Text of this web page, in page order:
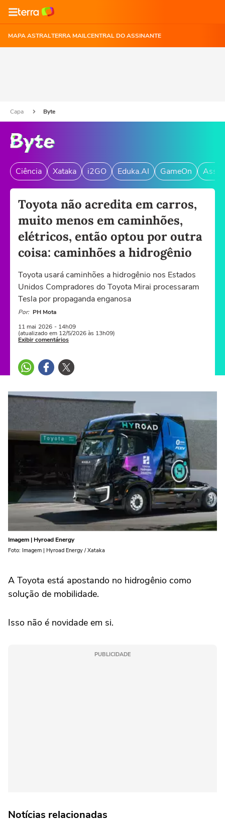
MAPA ASTRALTERRA MAILCENTRAL DO ASSINANTE
Capa Byte
Ciência Xataka i2GO Eduka.AI GameOn
Toyota não acredita em carros,
muito menos em caminhões,
elétricos, então optou por outra
coisa: caminhões a hidrogênio
Toyota usará caminhões a hidrogênio nos Estados
Unidos Compradores do Toyota Mirai processaram
Tesla por propaganda enganosa
Por: PH Mota
11 mai 2026 - 14h09
(atualizado em 12/5/2026 às 13h09)
Exibir comentários
Imagem | Hyroad Energy
Foto: Imagem | Hyroad Energy / Xataka
A Toyota está apostando no hidrogênio como
solução de mobilidade.
Isso não é novidade em si.
PUBLICIDADE
Notícias relacionadas